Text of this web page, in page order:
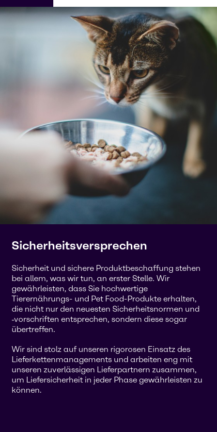
Sicherheitsversprechen
Sicherheit und sichere Produktbeschaffung stehen
bei allem, was wir tun, an erster Stelle. Wir
gewährleisten, dass Sie hochwertige
Tierernährungs- und Pet Food-Produkte erhalten,
die nicht nur den neuesten Sicherheitsnormen und
‑vorschriften entsprechen, sondern diese sogar
übertreffen.
Wir sind stolz auf unseren rigorosen Einsatz des
Lieferkettenmanagements und arbeiten eng mit
unseren zuverlässigen Lieferpartnern zusammen,
um Liefersicherheit in jeder Phase gewährleisten zu
können.